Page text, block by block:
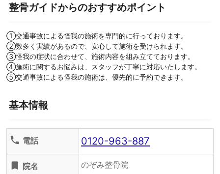
整骨ガイドからのおすすめポイント
①交通事故による怪我の施術を専門的に行っております。
②数多く実績があるので、安心して施術を受けられます。
③怪我の症状に合わせて、施術内容を組み立てております。
④施術に関するお悩みは、スタッフが丁寧に対応いたします。
⑤交通事故による怪我の施術は、優先的に予約できます。
基本情報
phone 電話 0120-963-887
turned_in 院名 のぞみ整骨院